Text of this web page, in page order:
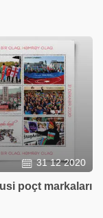
31 12 2020
poçt markaları